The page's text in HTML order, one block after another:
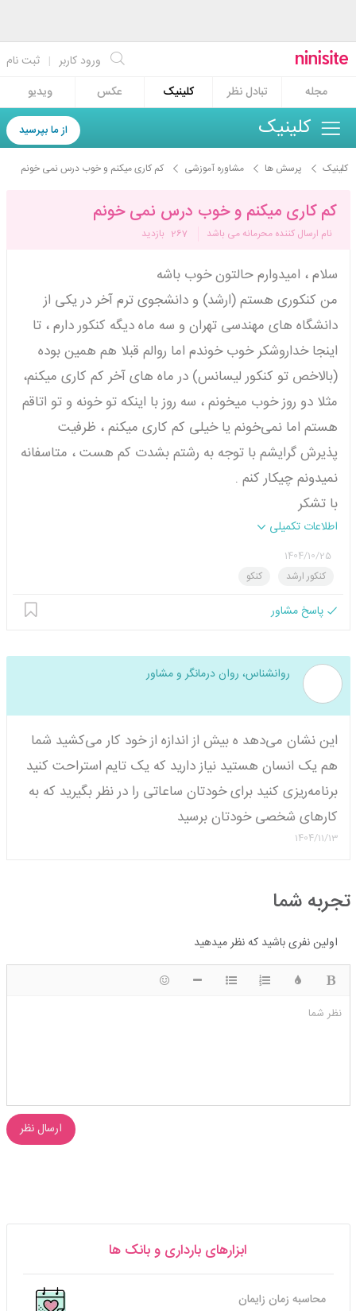
ثبت نام | ورود کاربر
مجله
تبادل نظر کلینیک عکس ویدیو
از ما بپرسید کلینیک
کلینیک پرسش ها مشاوره آموزشی کم کاری میکنم و خوب درس نمی خونم
کم کاری میکنم و خوب درس نمی خونم
نام ارسال کننده محرمانه می باشد 267 بازدید
سلام ، امیدوارم حالتون خوب باشه
من کنکوری هستم (ارشد) و دانشجوی ترم آخر در یکی از
دانشگاه های مهندسی تهران و سه ماه دیگه کنکور دارم ، تا
اینجا خداروشکر خوب خوندم اما روالم قبلا هم همین بوده
(بالاخص تو کنکور لیسانس) در ماه های آخر کم کاری میکنم،
مثلا دو روز خوب میخونم ، سه روز با اینکه تو خونه و تو اتاقم
هستم اما نمی‌خونم یا خیلی کم کاری میکنم ، ظرفیت
پذیرش گرایشم با توجه به رشتم بشدت کم هست ، متاسفانه
نمیدونم چیکار کنم .
با تشکر
اطلاعات تکمیلی
1404/10/25
کنکور ارشد
کنکو
پاسخ مشاور
روانشناس، روان درمانگر و مشاور
این نشان می‌دهد ه بیش از اندازه از خود کار می‌کشید شما
هم یک انسان هستید نیاز دارید که یک تایم استراحت کنید
برنامه‌ریزی کنید برای خودتان ساعاتی را در نظر بگیرید که به
کارهای شخصی خودتان برسید
1404/11/13
تجربه شما
اولین نفری باشید که نظر میدهید
نظر شما
ارسال نظر
ابزارهای بارداری و بانک ها
محاسبه زمان زایمان